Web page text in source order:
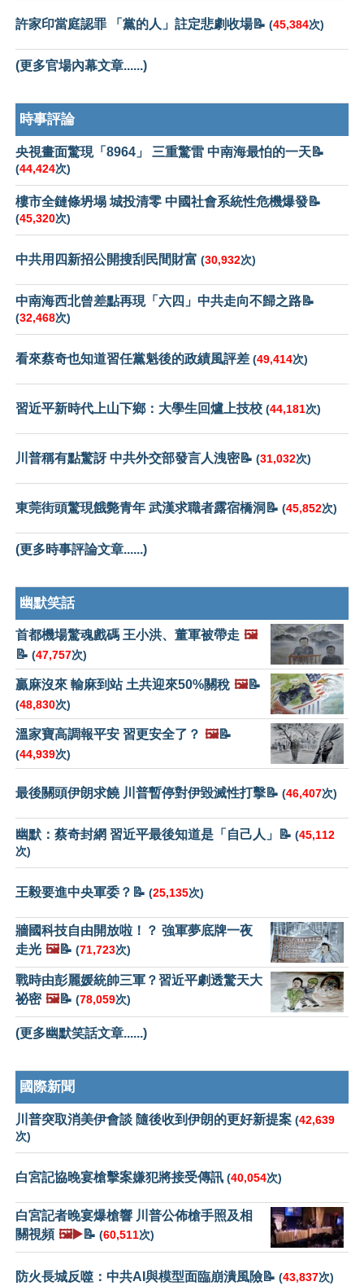
許家印當庭認罪 「黨的人」註定悲劇收場📝 (45,384次)
(更多官場內幕文章......)
時事評論
央視畫面驚現「8964」 三重驚雷 中南海最怕的一天📝
(44,424次)
樓市全鏈條坍塌 城投清零 中國社會系統性危機爆發📝
(45,320次)
中共用四新招公開搜刮民間財富 (30,932次)
中南海西北曾差點再現「六四」中共走向不歸之路📝
(32,468次)
看來蔡奇也知道習任黨魁後的政績風評差 (49,414次)
習近平新時代上山下鄉：大學生回爐上技校 (44,181次)
川普稱有點驚訝 中共外交部發言人洩密📝 (31,032次)
東莞街頭驚現餓斃青年 武漢求職者露宿橋洞📝 (45,852次)
(更多時事評論文章......)
幽默笑話
首都機場驚魂戲碼 王小洪、董軍被帶走 🖼️
📝 (47,757次)
贏麻沒來 輸麻到站 土共迎來50%關稅 🖼️📝
(48,830次)
溫家寶高調報平安 習更安全了？ 🖼️📝
(44,939次)
最後關頭伊朗求饒 川普暫停對伊毀滅性打擊📝 (46,407次)
幽默：蔡奇封網 習近平最後知道是「自己人」📝 (45,112
次)
王毅要進中央軍委？📝 (25,135次)
牆國科技自由開放啦！？ 強軍夢底牌一夜
走光 🖼️📝 (71,723次)
戰時由彭麗媛統帥三軍？習近平劇透驚天大
祕密 🖼️📝 (78,059次)
(更多幽默笑話文章......)
國際新聞
川普突取消美伊會談 隨後收到伊朗的更好新提案 (42,639
次)
白宮記協晚宴槍擊案嫌犯將接受傳訊 (40,054次)
白宮記者晚宴爆槍響 川普公佈槍手照及相
關視頻 🖼️▶️📝 (60,511次)
防火長城反噬：中共AI與模型面臨崩潰風險📝 (43,837次)